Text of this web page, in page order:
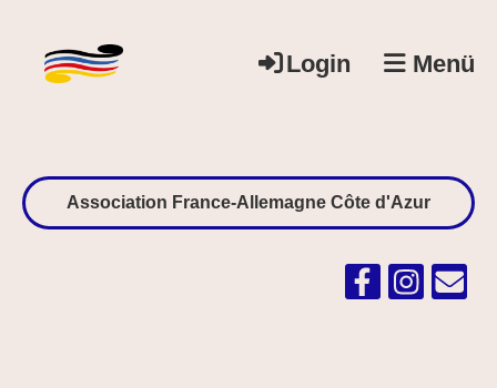
Login Menü
Association France-Allemagne Côte d'Azur